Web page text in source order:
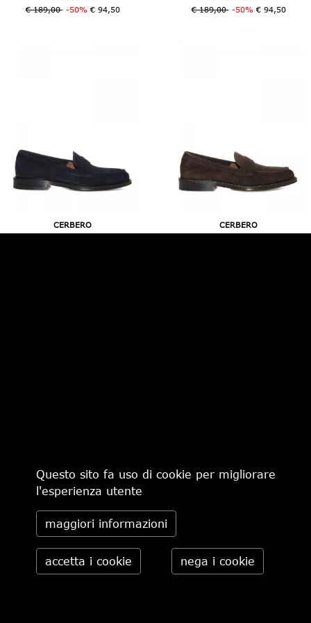
€ 189,00-50% € 94,50
€ 189,00-50% € 94,50
CERBERO
CERBERO
€ 250,00
-30%€ 175,00
Questo sito fa uso di cookie per migliorare
l'esperienza utente
maggiori informazioni